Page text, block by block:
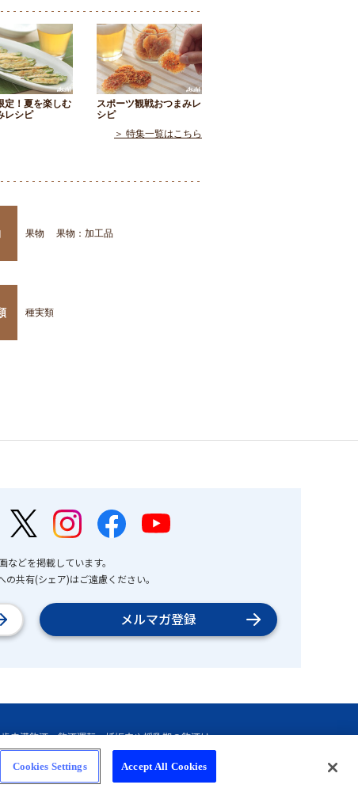
定！夏を楽しむ
レシピ
スポーツ観戦おつまみレ
シピ
＞ 特集一覧はこちら
果物 果物：加工品
種実類
どを掲載しています。
共有(シェア)はご遠慮ください。
メルマガ登録
Cookies Settings Accept All Cookies